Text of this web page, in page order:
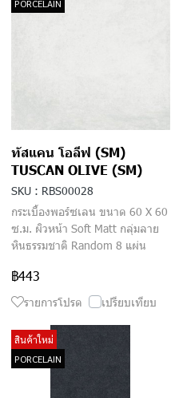
PORCELAIN
ทัสแคน โอลีฟ (SM)
TUSCAN OLIVE (SM)
SKU : RBS00028
กระเบื้องพอร์ซเลน ขนาด 60 X 60
ซ.ม. ผิวหน้า Soft Matt กลุ่มลาย
หินธรรมชาติ Random 8 แผ่น
฿443
รายการโปรด เปรียบเทียบ
สินค้าใหม่
PORCELAIN